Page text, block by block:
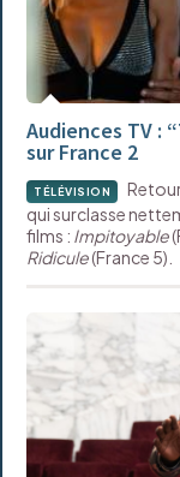
Audiences TV :
sur France 2
TÉLÉVISION
qui surclasse
films : Impitoyable
Ridicule(France 5).